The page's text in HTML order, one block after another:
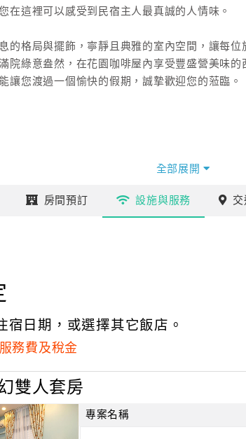
在這裡可以感受到民宿主人最真誠的人情味。
的格局與擺飾，寧靜且典雅的室內空間，讓每
院綠意盎然，在花園咖啡屋內享受豐盛營美味
讓您渡過一個愉快的假期，誠摯歡迎您的蒞臨。
全部展開
房間預訂 設施與服務 交
宿日期，或選擇其它飯店。
務費及稅金
雙人套房
專案名稱